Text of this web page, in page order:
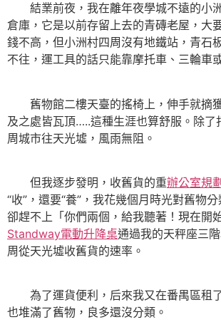
結業前夜，我在離年夜學城不遠的小
倉庫，它是以前存留上去的青磚老屋，大
錢不高，但小洲村四周沒有地鐵站，青石
不往，運工具的話只能靠摩托車、三輪車
舊物館二樓天臺的搖椅上，伸手就摘
及之處皆瓦頂…..這種生涯也算舒服。除了
周城市往天光墟，風雨無阻。
但我逐步發明，收舊貨的重辦公室規
“收”，還要“養”，我花幾個月時光對舊物
卻趕不上「你們兩個，給我聽著！現在開
Standway電動升降桌通過我的天秤座三
周從天光墟收舊貨的速率。
為了運貨便利，后來我又在番禺區租
也堆滿了舊物，良多還沒分類。